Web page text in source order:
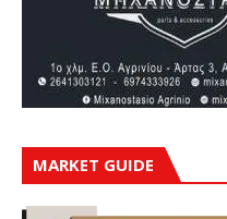
MARKET GUIDE